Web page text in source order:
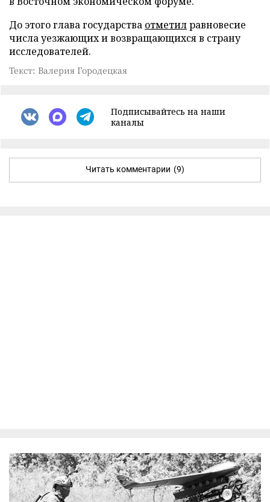
До этого глава государства отметилравновесие
числа уезжающих и возвращающихся в страну
исследователей.
Текст: Валерия Городецкая
Подписывайтесь на наши
каналы
Читать комментарии (9)